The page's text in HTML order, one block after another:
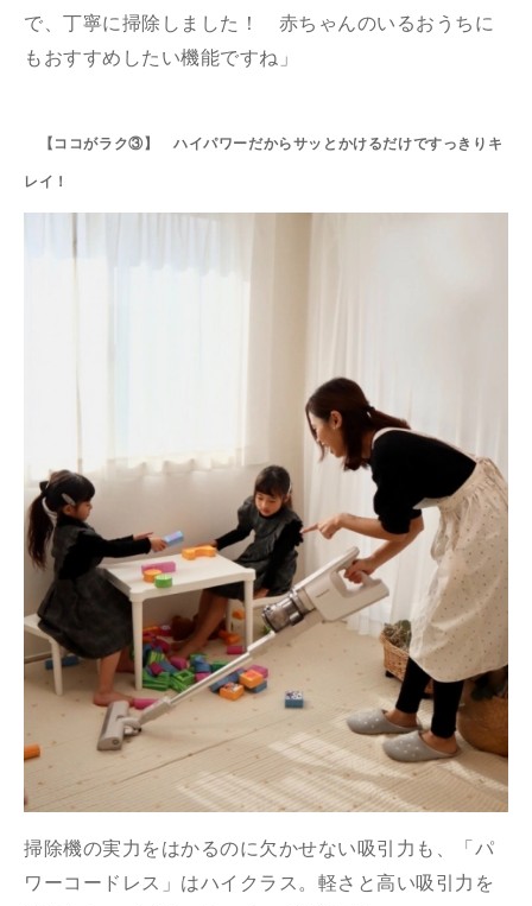
で、丁寧に掃除しました！ 赤ちゃんのいるおうちに
もおすすめしたい機能ですね」
【ココがラク③】 ハイパワーだからサッとかけるだけですっきりキ
レイ！
掃除機の実力をはかるのに欠かせない吸引力も、「パ
ワーコードレス」はハイクラス。軽さと高い吸引力を